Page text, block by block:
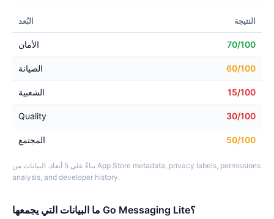
البُعد النتيجة
الأمان 70/100
الصيانة 60/100
الشعبية 15/100
Quality 30/100
المجتمع 50/100
بناءً على 5 أبعاد. البيانات من App Store metadata, privacy labels, permissions
analysis, and developer history.
ما البيانات التي يجمعها Go Messaging Lite؟